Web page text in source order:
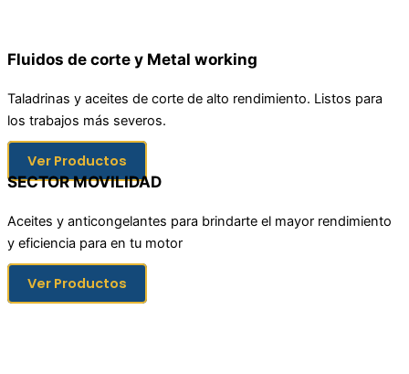
Fluidos de corte y Metal working
Taladrinas y aceites de corte de alto rendimiento. Listos para
los trabajos más severos.
Ver Productos
SECTOR MOVILIDAD
Aceites y anticongelantes para brindarte el mayor rendimiento
y eficiencia para en tu motor
Ver Productos